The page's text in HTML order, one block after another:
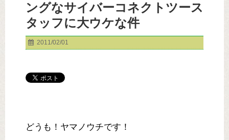
ングなサイバーコネクトツース
タッフに大ウケな件
2011/02/01
どうも！ヤマノウチです！